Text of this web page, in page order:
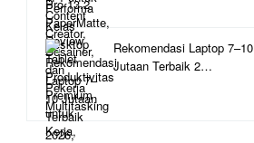
Rekomendasi Laptop 7–10
Jutaan Terbaik 2…